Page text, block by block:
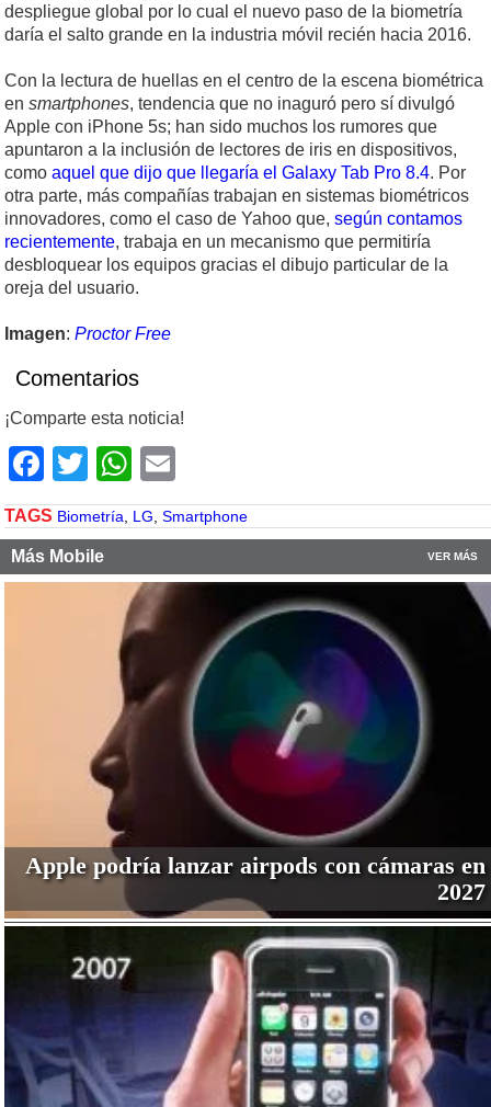
despliegue global por lo cual el nuevo paso de la biometría
daría el salto grande en la industria móvil recién hacia 2016.
Con la lectura de huellas en el centro de la escena biométrica
en smartphones, tendencia que no inaguró pero sí divulgó
Apple con iPhone 5s; han sido muchos los rumores que
apuntaron a la inclusión de lectores de iris en dispositivos,
como aquel que dijo que llegaría el Galaxy Tab Pro 8.4. Por
otra parte, más compañías trabajan en sistemas biométricos
innovadores, como el caso de Yahoo que, según contamos
recientemente, trabaja en un mecanismo que permitiría
desbloquear los equipos gracias el dibujo particular de la
oreja del usuario.
Imagen: Proctor Free
Comentarios
¡Comparte esta noticia!
Facebook
TwitterWhatsApp
TAGS Biometría, LG, Smartphone
Más Mobile VER MÁS
Apple podría lanzar airpods con cámaras en
2027